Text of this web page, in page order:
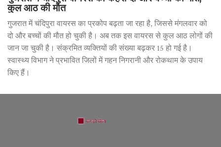
कुल आठ की मौत
गुजरात में चंदिपुरा वायरस का प्रकोप बढ़ता जा रहा है, जिससे मंगलवार को
दो और बच्चों की मौत हो चुकी है। अब तक इस वायरस से कुल आठ लोगों की
जान जा चुकी है। संक्रमित व्यक्तियों की संख्या बढ़कर 15 हो गई है।
स्वास्थ्य विभाग ने प्रभावित जिलों में गहन निगरानी और रोकथाम के उपाय
किए हैं।